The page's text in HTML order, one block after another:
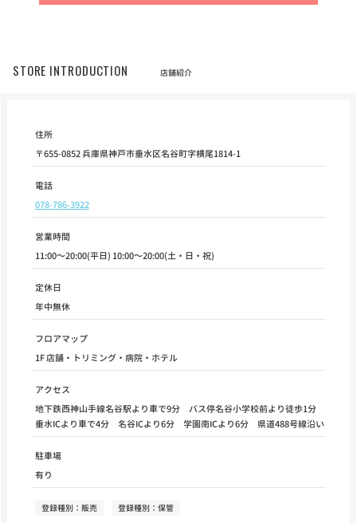
STORE INTRODUCTION 店舗紹介
住所
〒655-0852 兵庫県神戸市垂水区名谷町字横尾1814-1
電話
078-786-3922
営業時間
11:00～20:00(平日) 10:00～20:00(土・日・祝)
定休日
年中無休
フロアマップ
1F 店舗・トリミング・病院・ホテル
アクセス
地下鉄西神山手線名谷駅より車で9分 バス停名谷小学校前より徒歩1分
垂水ICより車で4分 名谷ICより6分 学園南ICより6分 県道488号線沿い
駐車場
有り
登録種別：販売 登録種別：保管